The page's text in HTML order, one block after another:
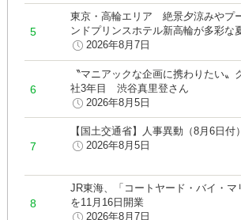
東京・高輪エリア 絶景夕涼みやプ
ンドプリンスホテル新高輪が多彩な
2026年8月7日
〝マニアックな企画に携わりたい〟
社3年目 渋谷真里登さん
2026年8月5日
【国土交通省】人事異動（8月6日付）
2026年8月5日
JR東海、「コートヤード・バイ・マ
を11月16日開業
2026年8月7日